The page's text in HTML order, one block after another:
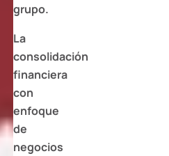
grupo.
La
consolidación
financiera
con
enfoque
de
negocios